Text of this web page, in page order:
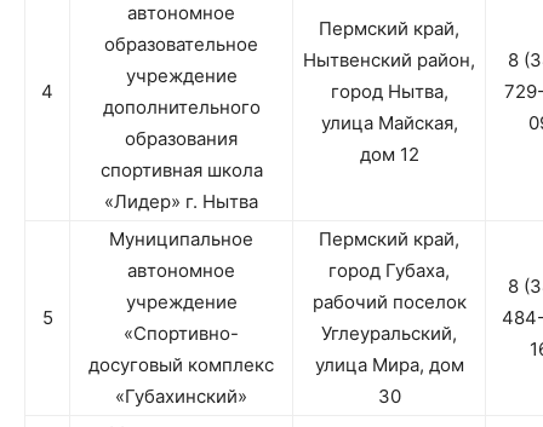
4
автономное
образовательное
учреждение
дополнительного
образования
спортивная школа
«Лидер» г. Нытва
Пермский край,
Нытвенский район,
город Нытва,
улица Майская,
дом 12
8
5
Муниципальное
автономное
учреждение
«Спортивно-
досуговый комплекс
«Губахинский»
Пермский край,
город Губаха,
рабочий поселок
Углеуральский,
улица Мира, дом
30
8